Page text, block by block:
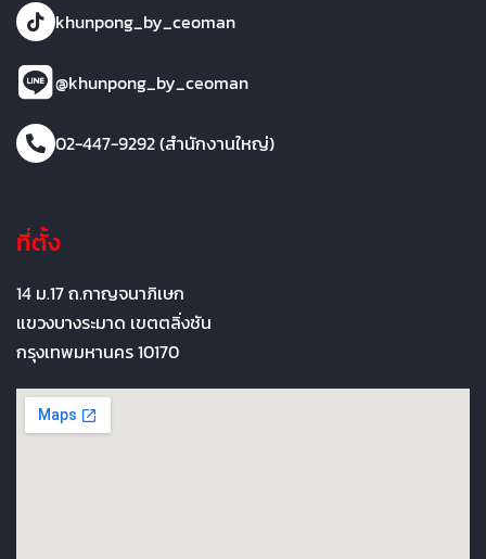
khunpong_by_ceoman
@khunpong_by_ceoman
02-447-9292 (สำนักงานใหญ่)
ที่ตั้ง
14 ม.17 ถ.กาญจนาภิเษก
แขวงบางระมาด เขตตลิ่งชัน
กรุงเทพมหานคร 10170